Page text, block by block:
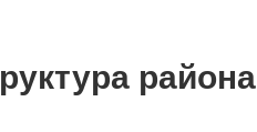
района